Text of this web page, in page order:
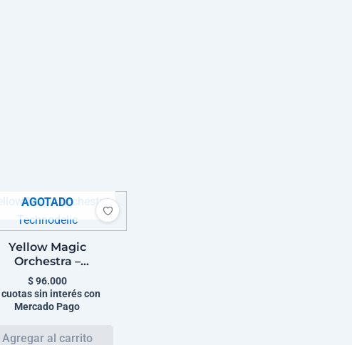
AGOTADO
Yellow Magic
Orchestra –
Technodelic
$96.000
cuotas sin interés con
Mercado Pago